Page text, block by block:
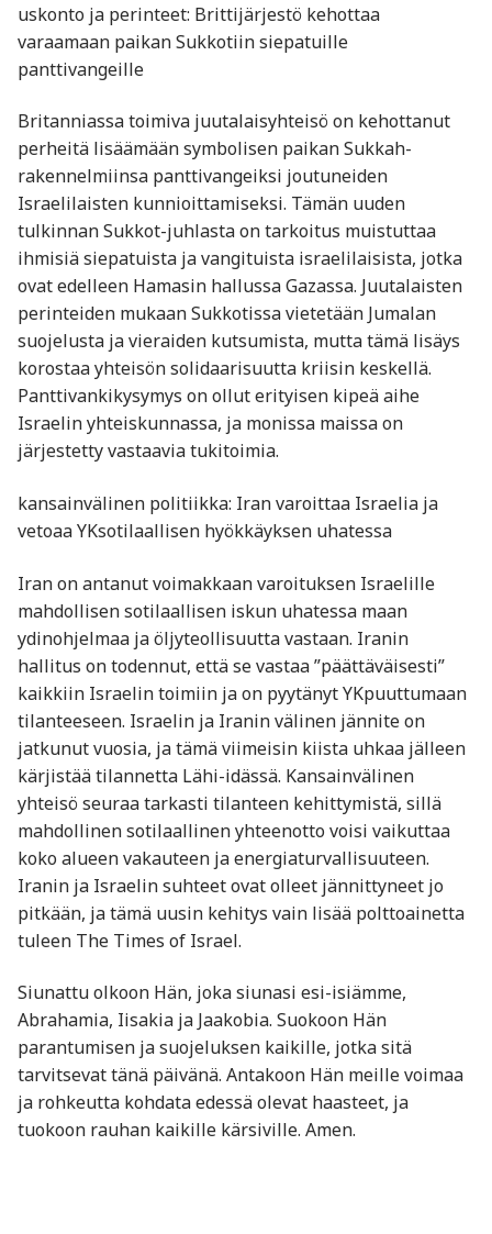
uskonto ja perinteet: Brittijärjestö kehottaa
varaamaan paikan Sukkotiin siepatuille
panttivangeille
Britanniassa toimiva juutalaisyhteisö on kehottanut
perheitä lisäämään symbolisen paikan Sukkah-
rakennelmiinsa panttivangeiksi joutuneiden
Israelilaisten kunnioittamiseksi. Tämän uuden
tulkinnan Sukkot-juhlasta on tarkoitus muistuttaa
ihmisiä siepatuista ja vangituista israelilaisista, jotka
ovat edelleen Hamasin hallussa Gazassa. Juutalaisten
perinteiden mukaan Sukkotissa vietetään Jumalan
suojelusta ja vieraiden kutsumista, mutta tämä lisäys
korostaa yhteisön solidaarisuutta kriisin keskellä.
Panttivankikysymys on ollut erityisen kipeä aihe
Israelin yhteiskunnassa, ja monissa maissa on
järjestetty vastaavia tukitoimia.
kansainvälinen politiikka: Iran varoittaa Israelia ja
vetoaa YKsotilaallisen hyökkäyksen uhatessa
Iran on antanut voimakkaan varoituksen Israelille
mahdollisen sotilaallisen iskun uhatessa maan
ydinohjelmaa ja öljyteollisuutta vastaan. Iranin
hallitus on todennut, että se vastaa ”päättäväisesti”
kaikkiin Israelin toimiin ja on pyytänyt YKpuuttumaan
tilanteeseen. Israelin ja Iranin välinen jännite on
jatkunut vuosia, ja tämä viimeisin kiista uhkaa jälleen
kärjistää tilannetta Lähi-idässä. Kansainvälinen
yhteisö seuraa tarkasti tilanteen kehittymistä, sillä
mahdollinen sotilaallinen yhteenotto voisi vaikuttaa
koko alueen vakauteen ja energiaturvallisuuteen.
Iranin ja Israelin suhteet ovat olleet jännittyneet jo
pitkään, ja tämä uusin kehitys vain lisää polttoainetta
tuleen​ The Times of Israel​.
Siunattu olkoon Hän, joka siunasi esi-isiämme,
Abrahamia, Iisakia ja Jaakobia. Suokoon Hän
parantumisen ja suojeluksen kaikille, jotka sitä
tarvitsevat tänä päivänä. Antakoon Hän meille voimaa
ja rohkeutta kohdata edessä olevat haasteet, ja
tuokoon rauhan kaikille kärsiville. Amen.